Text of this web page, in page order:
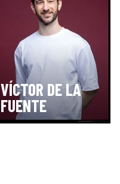
VÍCTOR DE LA
FUENTE